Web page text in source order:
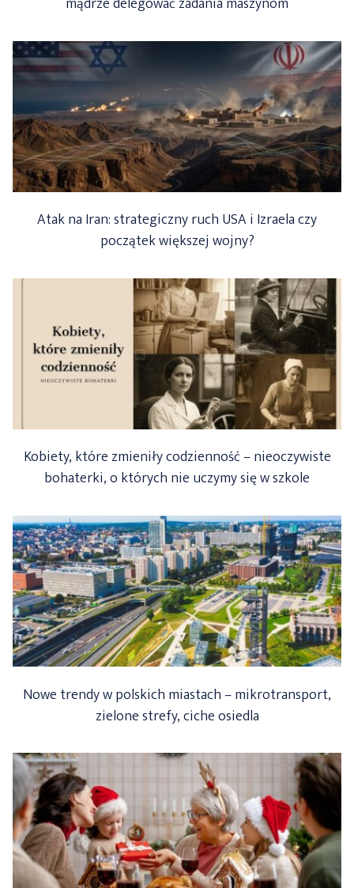
Atak na Iran: strategiczny ruch USA i Izraela czy
początek większej wojny?
Kobiety, które zmieniły codzienność – nieoczywiste
bohaterki, o których nie uczymy się w szkole
Nowe trendy w polskich miastach – mikrotransport,
zielone strefy, ciche osiedla